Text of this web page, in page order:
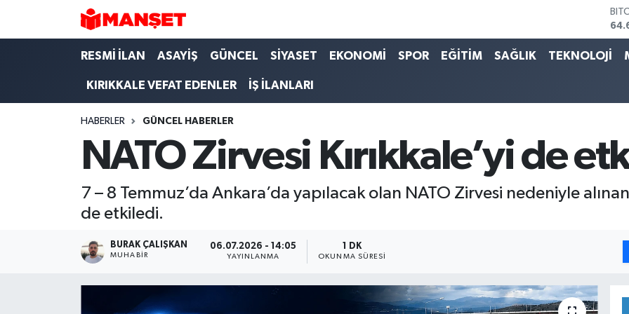
RESMİ İLAN ASAYİŞ GÜNCEL SİYASET EKONOMİ SPOR EĞİTİM SAĞLIK TEKNOLOJİ
KIRIKKALE VEFAT EDENLER İŞ İLANLARI
HABERLER GÜNCEL HABERLER
NATO Zirvesi Kırıkkale’yi de
7 – 8 Temmuz’da Ankara’da yapılacak olan NATO Zirvesi nedeniyle
de etkiledi.
BURAK ÇALIŞKAN
MUHABIR
06.07.2026 - 14:05
YAYINLANMA
1 DK
OKUNMA SÜRESI
Hava Durumu
Trafik Durumu
Süper Lig Puan Durumu ve Fikstür
Tüm Manşetler
Son Dakika Haberleri